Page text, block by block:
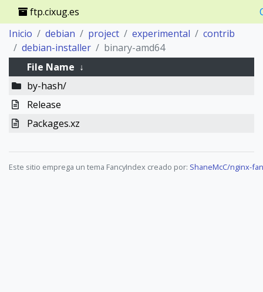
ftp.cixug.es
Inicio
debian project experimental
contrib
debian-installer
binary-amd64
File Name ↓
by-hash/
Release
Packages.xz
Este sitio emprega un tema FancyIndex creado por: ShaneMcC/nginx-